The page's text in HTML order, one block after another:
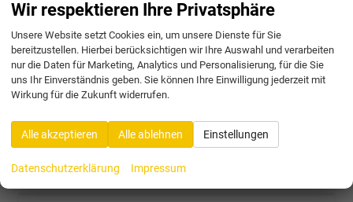
unverbindliche Lieferzeit:
Fahrzeugnr. 58428 Getriebe
Doppelkupplungsgetriebe (DSG)
Kraftstoff
Benzin Leistung 150 kW (204 PS)
47.031,– €
Verbrauch kombiniert:
7,60 l/100km
CO -Klasse:F
Wir respektieren Ihre Privatsphäre
Unsere Website setzt Cookies ein, um unsere Dienste für Sie
bereitzustellen. Hierbei berücksichtigen wir Ihre Auswahl und verarbeiten
nur die Daten für Marketing, Analytics und Personalisierung, für die Sie
uns Ihr Einverständnis geben. Sie können Ihre Einwilligung jederzeit mit
Wirkung für die Zukunft widerrufen.
Alle akzeptieren Alle ablehnen Einstellungen
Datenschutzerklärung Impressum